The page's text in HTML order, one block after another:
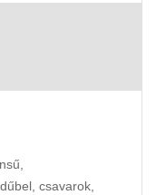
csavarok,